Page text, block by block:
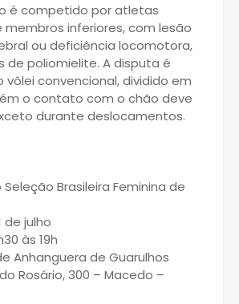
é competido por atletas
inferiores, com lesão
ou deficiência locomotora,
de poliomielite. A disputa é
convencional, dividido em
o contato com o chão deve
durante deslocamentos.
Seleção Brasileira Feminina de
de julho
às 19h
Anhanguera de Guarulhos
Rosário, 300 – Macedo –